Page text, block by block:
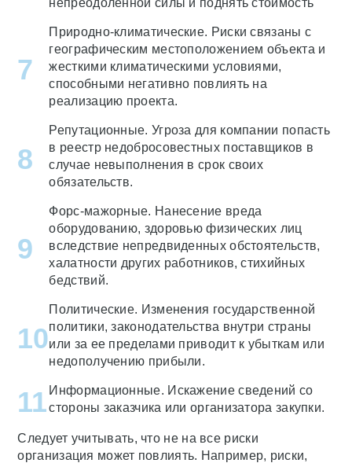
непреодоленной силы и поднять стоимость
Природно-климатические. Риски связаны с
географическим местоположением объекта и
жесткими климатическими условиями,
способными негативно повлиять на
реализацию проекта.
Репутационные. Угроза для компании попасть
в реестр недобросовестных поставщиков в
случае невыполнения в срок своих
обязательств.
Форс-мажорные. Нанесение вреда
оборудованию, здоровью физических лиц
вследствие непредвиденных обстоятельств,
халатности других работников, стихийных
бедствий.
Политические. Изменения государственной
политики, законодательства внутри страны
или за ее пределами приводит к убыткам или
недополучению прибыли.
Информационные. Искажение сведений со
стороны заказчика или организатора закупки.
Следует учитывать, что не на все риски
организация может повлиять. Например, риски,